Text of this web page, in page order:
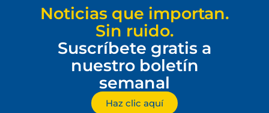
Noticias que importan.
Sin ruido.
Suscríbete gratis a
nuestro boletín
semanal
Haz clic aquí